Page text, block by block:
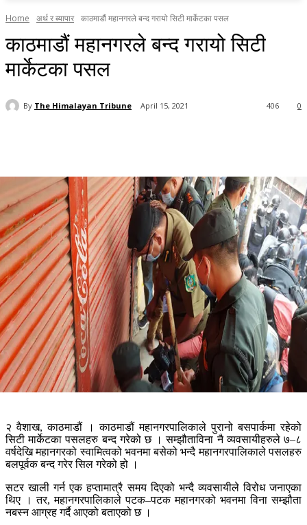
Home अर्थ र ब्यापार काठमाडौं महानगरले बन्द गरायो सिटी मार्केटका पसल
काठमाडौं महानगरले बन्द गरायो सिटी
मार्केटका पसल
By The Himalayan Tribune April 15, 2021 0
406
२ वैशाख, काठमाडौं । काठमाडौं महानगरपालिकाले पुरानो बसपार्कमा रहेको
सिटी मार्केटका पसलहरु बन्द गरेको छ । सम्झौताविना नै व्यवसायीहरुले ७–८
वर्षदेखि महानगरको स्वामित्वको भवनमा बसेको भन्दै महानगरपालिकाले पसलहरु
बलपूर्वक बन्द गरेर सिल गरेको हो ।
सटर खाली गर्न एक हप्तामात्रै समय दिएको भन्दै व्यवसायीले विरोध जनाएका
थिए । तर, महानगरपालिकाले पटक–पटक महानगरको भवनमा विना सम्झौता
नबस्न आग्रह गर्दै आएको बताएको छ ।